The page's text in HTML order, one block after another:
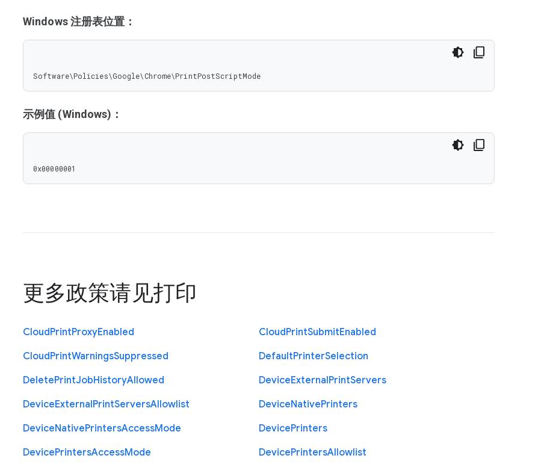
Windows 注册表位置：
Software\Policies\Google\Chrome\PrintPostScriptMode
示例值 (Windows)：
0x00000001
更多政策请见打印
CloudPrintProxyEnabled CloudPrintSubmitEnabled
CloudPrintWarningsSuppressed DefaultPrinterSelection
DeletePrintJobHistoryAllowed DeviceExternalPrintServers
DeviceExternalPrintServersAllowlist DeviceNativePrinters
DeviceNativePrintersAccessMode DevicePrinters
DevicePrintersAccessMode DevicePrintersAllowlist